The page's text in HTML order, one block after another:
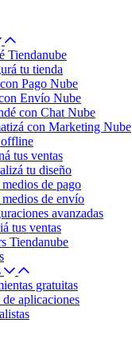
Tiendanube
tu tienda
Pago Nube
Envío Nube
con Chat Nube
con Marketing Nube
tus ventas
tu diseño
de pago
de envío
avanzadas
tus ventas
Tiendanube
gratuitas
de aplicaciones